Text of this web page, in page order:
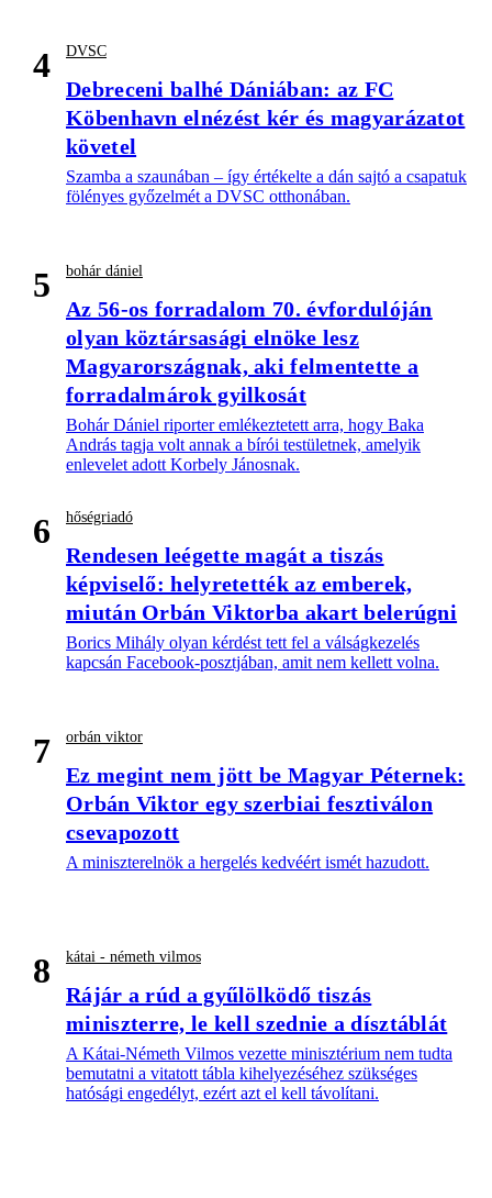
4 DVSC
Debreceni balhé Dániában: az FC
Köbenhavn elnézést kér és magyarázatot
követel
Szamba a szaunában – így értékelte a dán sajtó a csapatuk
fölényes győzelmét a DVSC otthonában.
5 bohár dániel
Az 56-os forradalom 70. évfordulóján
olyan köztársasági elnöke lesz
Magyarországnak, aki felmentette a
forradalmárok gyilkosát
Bohár Dániel riporter emlékeztetett arra, hogy Baka
András tagja volt annak a bírói testületnek, amelyik
enlevelet adott Korbely Jánosnak.
6 hőségriadó
Rendesen leégette magát a tiszás
képviselő: helyretették az emberek,
miután Orbán Viktorba akart belerúgni
Borics Mihály olyan kérdést tett fel a válságkezelés
kapcsán Facebook-posztjában, amit nem kellett volna.
7 orbán viktor
Ez megint nem jött be Magyar Péternek:
Orbán Viktor egy szerbiai fesztiválon
csevapozott
A miniszterelnök a hergelés kedvéért ismét hazudott.
8 kátai - németh vilmos
Rájár a rúd a gyűlölködő tiszás
miniszterre, le kell szednie a dísztáblát
A Kátai-Németh Vilmos vezette minisztérium nem tudta
bemutatni a vitatott tábla kihelyezéséhez szükséges
hatósági engedélyt, ezért azt el kell távolítani.